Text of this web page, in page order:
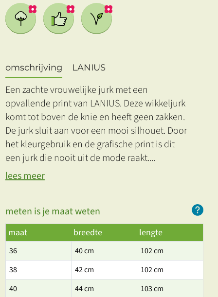
omschrijving LANIUS
Een zachte vrouwelijke jurk met een
opvallende print van LANIUS. Deze wikkeljurk
komt tot boven de knie en heeft geen zakken.
De jurk sluit aan voor een mooi silhouet. Door
het kleurgebruik en de grafische print is dit
een jurk die nooit uit de mode raakt....
lees meer
meten is je maat weten
maat breedte lengte
36 40 cm
102 cm
38
42 cm
102 cm
40
44 cm
103 cm